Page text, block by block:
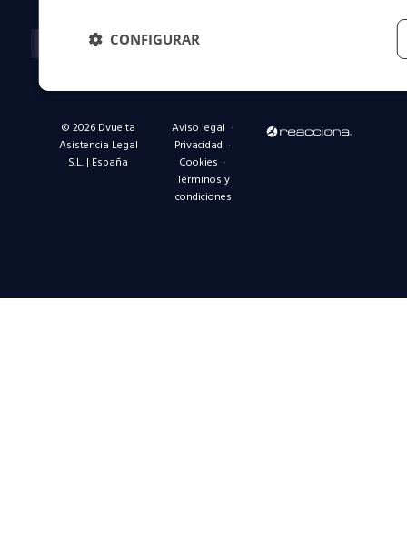
Facebook-
twitter
Instagram
Linkedin-
Youtube
© 2026 Dvuelta
Asistencia Legal
S.L. | España
Aviso legal ·
Privacidad ·
Cookies ·
Términos y
condiciones
CONFIGURAR